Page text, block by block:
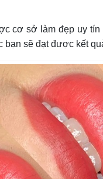
cơ sở làm đẹp uy tín
bạn sẽ đạt được kết